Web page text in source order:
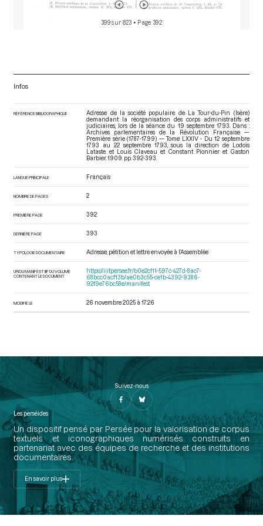
399 sur 823 • Page 392
Infos
RÉFÉRENCE BIBLIOGRAPHIQUE
Adresse de la société populaire de La Tour-du-Pin (Isère)
demandant la réorganisation des corps administratifs et
judiciaires, lors de la séance du 19 septembre 1793. Dans :
Archives parlementaires de la Révolution Française —
Première série (1787-1799) — Tome LXXIV - Du 12 septembre
1793 au 22 septembre 1793 , sous la direction de Lodoïs
Lataste et Louis Claveau et Constant Pionnier et Gaston
Barbier. 1909. pp. 392-393.
LANGUE PRINCIPALE Français
NOMBRE DE PAGES 2
PREMIÈRE PAGE 392
DERNIÈRE PAGE 393
TYPOLOGIE DOCUMENTAIRE Adresse, pétition et lettre envoyée à l’Assemblée
URI DU MANIFEST IIIF DU VOLUME
CONTENANT LE DOCUMENT
https://iiif.persee.fr/b0e2cf11-597c-427d-8ac7-
68bcc0acf13b/ae0b3c55-ce1b-4392-9386-
92f9e76bc58e/manifest
MODIFIÉ LE 26 novembre 2025 à 17:26
Suivez-nous
Les perséides
Un dispositif pensé par Persée pour la valorisation de corpus
textuels et iconographiques numérisés construits en
partenariat avec des équipes de recherche et des institutions
documentaires.
En savoir plus